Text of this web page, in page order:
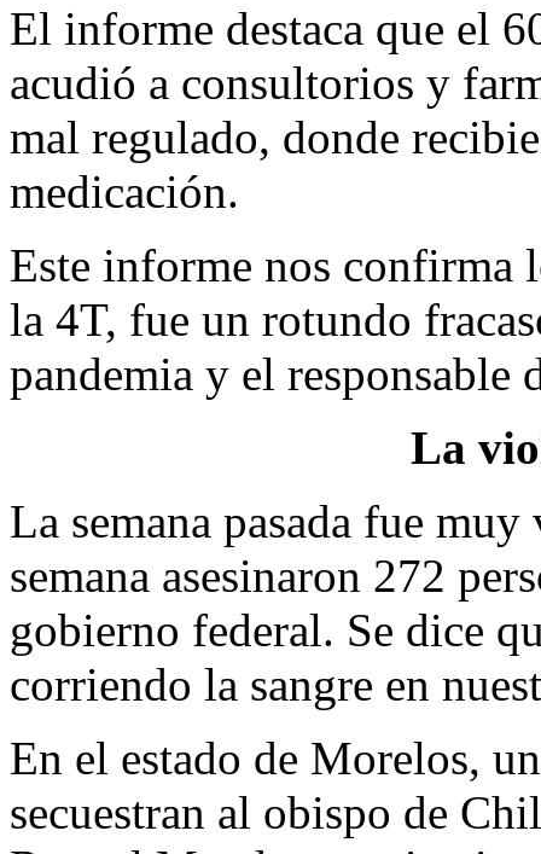
El informe destaca que el
acudió a consultorios y
mal regulado, donde
medicación.
Este informe nos confirma
la 4T, fue un rotundo
pandemia y el responsable
La
La semana pasada fue
semana asesinaron 272
gobierno federal. Se dice
corriendo la sangre en
En el estado de Morelos,
secuestran al obispo de